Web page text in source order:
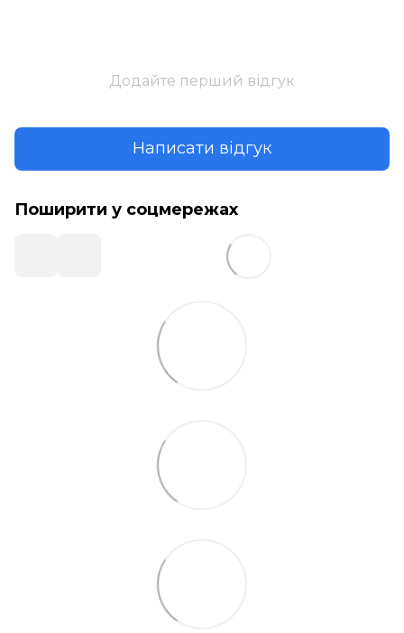
Додайте перший відгук
Написати відгук
Поширити у соцмережах